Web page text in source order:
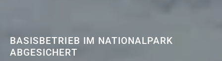
BASISBETRIEB IM NATIONALPARK
ABGESICHERT